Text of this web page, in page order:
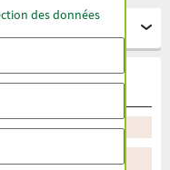
des données